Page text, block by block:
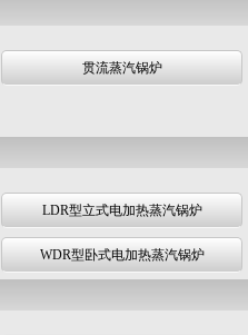
贯流蒸汽锅炉
LDR型立式电加热蒸汽锅炉
WDR型卧式电加热蒸汽锅炉